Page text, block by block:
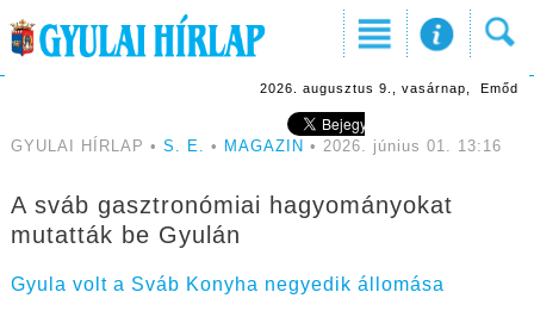
2026. augusztus 9., vasárnap, Emőd
GYULAI HÍRLAP • S. E. • MAGAZIN • 2026. június 01. 13:16
A sváb gasztronómiai hagyományokat
mutatták be Gyulán
Gyula volt a Sváb Konyha negyedik állomása